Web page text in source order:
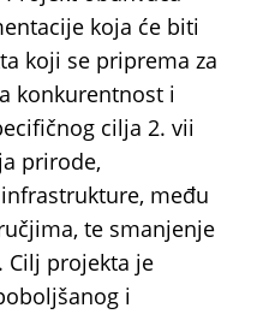
koja će biti
koji se priprema za
konkurentnost i
cilja 2. vii
prirode,
među
te smanjenje
Cilj projekta je
i